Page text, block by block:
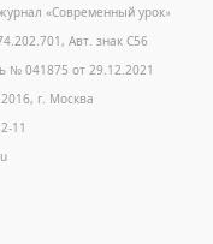
«Современный урок»
Авт. знак С56
№ 041875 от 29.12.2021
г. Москва
11